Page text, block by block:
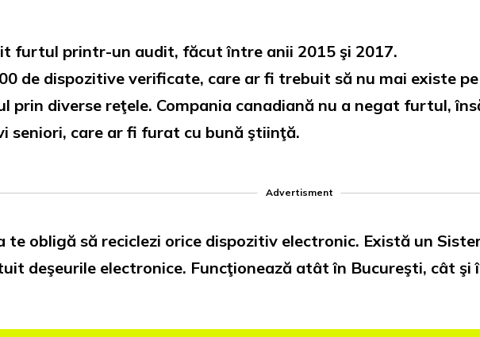
furtul printr-un audit, făcut între anii 2015 şi 2017.
de dispozitive verificate, care ar fi trebuit să nu mai existe
prin diverse reţele. Compania canadiană nu a negat furtul,
seniori, care ar fi furat cu bună ştiinţă.
Advertisment
te obligă să reciclezi orice dispozitiv electronic. Există un
deşeurile electronice. Funcţionează atât în Bucureşti, cât şi